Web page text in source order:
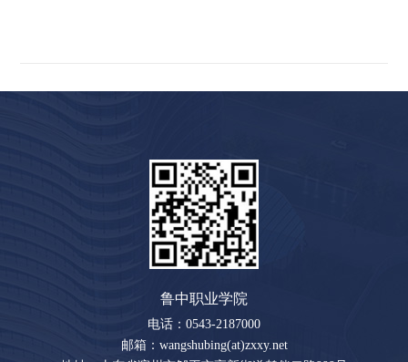
鲁中职业学院
电话：0543-2187000
邮箱：wangshubing(at)zxxy.net